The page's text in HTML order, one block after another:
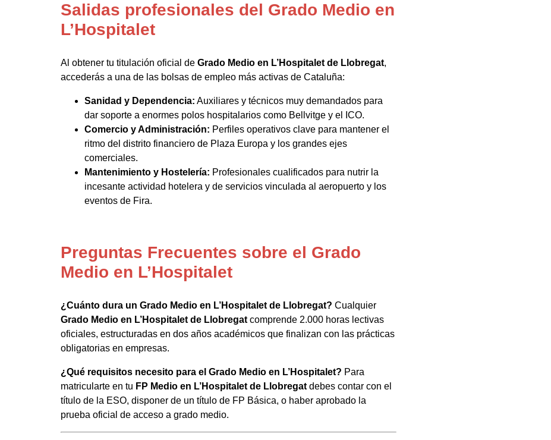
Salidas profesionales del Grado Medio en
L’Hospitalet
Al obtener tu titulación oficial de Grado Medio en L’Hospitalet de Llobregat,
accederás a una de las bolsas de empleo más activas de Cataluña:
Sanidad y Dependencia: Auxiliares y técnicos muy demandados para
dar soporte a enormes polos hospitalarios como Bellvitge y el ICO.
Comercio y Administración: Perfiles operativos clave para mantener el
ritmo del distrito financiero de Plaza Europa y los grandes ejes
comerciales.
Mantenimiento y Hostelería: Profesionales cualificados para nutrir la
incesante actividad hotelera y de servicios vinculada al aeropuerto y los
eventos de Fira.
Preguntas Frecuentes sobre el Grado
Medio en L’Hospitalet
¿Cuánto dura un Grado Medio en L’Hospitalet de Llobregat? Cualquier
Grado Medio en L’Hospitalet de Llobregat comprende 2.000 horas lectivas
oficiales, estructuradas en dos años académicos que finalizan con las prácticas
obligatorias en empresas.
¿Qué requisitos necesito para el Grado Medio en L’Hospitalet? Para
matricularte en tu FP Medio en L’Hospitalet de Llobregat debes contar con el
título de la ESO, disponer de un título de FP Básica, o haber aprobado la
prueba oficial de acceso a grado medio.